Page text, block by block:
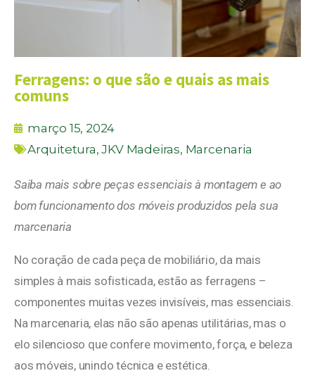
Ferragens: o que são e quais as mais
comuns
março 15, 2024
Arquitetura,JKV Madeiras, Marcenaria
Saiba mais sobre peças essenciais à montagem e ao
bom funcionamento dos móveis produzidos pela sua
marcenaria
No coração de cada peça de mobiliário, da mais
simples à mais sofisticada, estão as ferragens –
componentes muitas vezes invisíveis, mas essenciais.
Na marcenaria, elas não são apenas utilitárias, mas o
elo silencioso que confere movimento, força, e beleza
aos móveis, unindo técnica e estética.